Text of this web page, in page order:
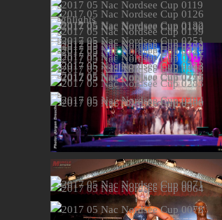
Highlights